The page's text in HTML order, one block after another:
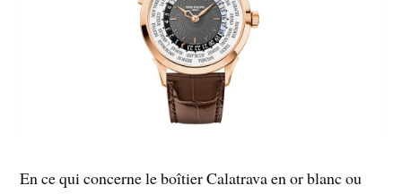
En ce qui concerne le boîtier Calatrava en or blanc ou